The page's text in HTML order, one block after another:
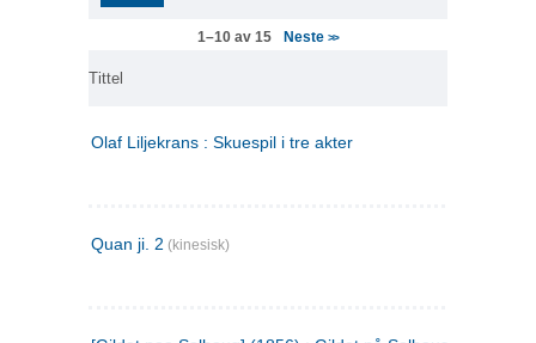
1–10 av 15 Neste>>
Tittel
Olaf Liljekrans : Skuespil i tre akter
Quan ji. 2 (kinesisk)